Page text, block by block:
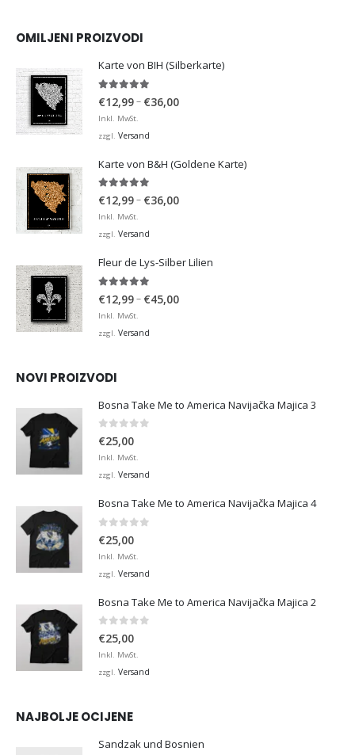
OMILJENI PROIZVODI
Karte von BIH (Silberkarte)
€12,99– €36,00Preisspanne:
Inkl. MwSt.
zzgl. Versand
Karte von B&H (Goldene Karte)
4.98von 5
€12,99– €36,00Preisspanne:
Inkl. MwSt.
zzgl. Versand
Fleur de Lys-Silber Lilien
€12,99– €45,00Preisspanne:
Inkl. MwSt.
zzgl. Versand
NOVI PROIZVODI
Bosna Take Me to America Navijačka Majica 3
0 von 5
€25,00
Inkl. MwSt.
zzgl. Versand
Bosna Take Me to America Navijačka Majica 4
€25,00
Inkl. MwSt.
zzgl. Versand
Bosna Take Me to America Navijačka Majica 2
0 von 5
€25,00
Inkl. MwSt.
zzgl. Versand
NAJBOLJE OCIJENE
Sandzak und Bosnien